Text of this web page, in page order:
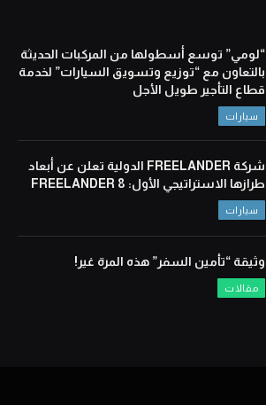
“لومي” توسع أسطولها من المركبات الحديثة
بالتعاون مع “توزيع وتسويق السيارات” لخدمة
قطاع التأجير طويل الأجل
سيارات
شركة FREELANDER الدولية تعلن عن أبعاد
طرازها الاستراتيجي الأول: FREELANDER 8
سيارات
وثيقة “تأمين السفر” هذه المرة غير!
مقالات